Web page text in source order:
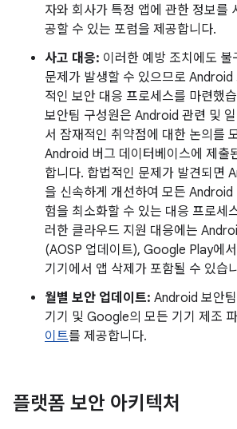
자와 회사가 특정 앱에 관한 정보를
공할 수 있는 포럼을 제공합니다.
사고 대응: 이러한 예방 조치에도
문제가 발생할 수 있으므로
적인 보안 대응 프로세스를 마련했
보안팀 구성원은 Android 관련 및
서 잠재적인 취약점에 대한 논의를
Android 버그 데이터베이스에 제출
합니다. 합법적인 문제가 발견되면
을 신속하게 개선하여 모든 Android
험을 최소화할 수 있는 대응 프로세
러한 클라우드 지원 대응에는
(AOSP 업데이트), Google Play에
기기에서 앱 삭제가 포함될 수 있습
월별 보안 업데이트: Android 보안
기기 및 Google의 모든 기기 제조
이트를 제공합니다.
플랫폼 보안 아키텍처